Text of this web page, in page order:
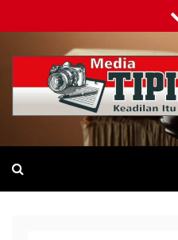
to
content
Tipikor-ri-online.my.id
Keadilan Itu Wajib Bersih